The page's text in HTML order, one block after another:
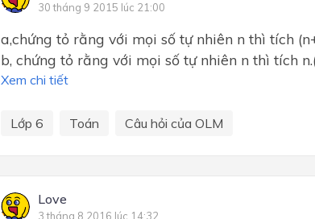
30 tháng 9 2015 lúc 21:00
a,chứng tỏ rằng với mọi số tự nhiên n thì tích
b, chứng tỏ rằng với mọi số tự nhiên n thì tích
Xem chi tiết
Lớp 6 Toán Câu hỏi của OLM
Love
3 tháng 8 2016 lúc 14:32